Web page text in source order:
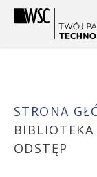
Skip
STRONA
ODSTĘP